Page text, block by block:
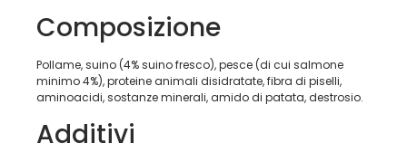
Composizione
Pollame, suino (4% suino fresco), pesce (di cui salmone
minimo 4%), proteine animali disidratate, fibra di piselli,
aminoacidi, sostanze minerali, amido di patata, destrosio.
Additivi